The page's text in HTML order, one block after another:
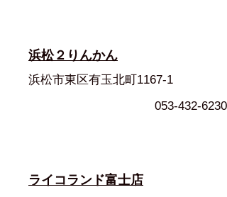
浜松２りんかん
浜松市東区有玉北町1167-1
053-432-6230
ライコランド富士店